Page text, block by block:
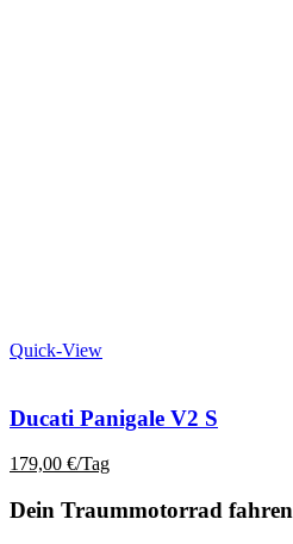
Quick-View
Ducati Panigale V2 S
179,00 €/Tag
Dein Traummotorrad fahren